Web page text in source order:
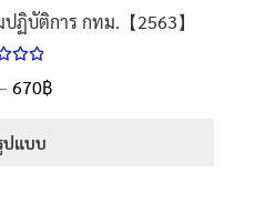
บัติการ กทม.【2563】
ตั้งแต่
670฿Price
ปแบบ